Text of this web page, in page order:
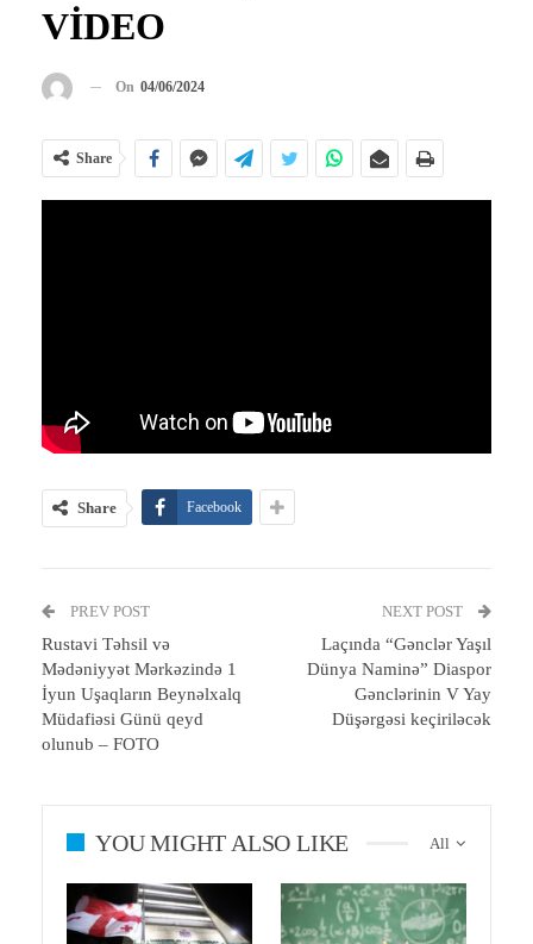
VİDEO
On 04/06/2024
Share
Share Facebook
PREV POST
Rustavi Təhsil və
Mədəniyyət Mərkəzində 1
İyun Uşaqların Beynəlxalq
Müdafiəsi Günü qeyd
olunub – FOTO
NEXT POST
Laçında “Gənclər Yaşıl
Dünya Naminə” Diaspor
Gənclərinin V Yay
Düşərgəsi keçiriləcək
All
YOU MIGHT ALSO LIKE